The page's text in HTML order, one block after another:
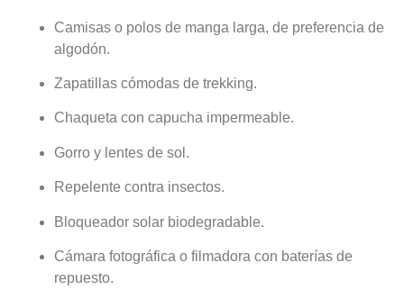
Camisas o polos de manga larga, de preferencia de
algodón.
Zapatillas cómodas de trekking.
Chaqueta con capucha impermeable.
Gorro y lentes de sol.
Repelente contra insectos.
Bloqueador solar biodegradable.
Cámara fotográfica o filmadora con baterías de
repuesto.